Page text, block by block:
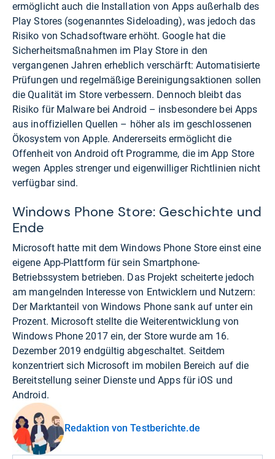
ermöglicht auch die Installation von Apps außerhalb des
Play Stores (sogenanntes Sideloading), was jedoch das
Risiko von Schadsoftware erhöht. Google hat die
Sicherheitsmaßnahmen im Play Store in den
vergangenen Jahren erheblich verschärft: Automatisierte
Prüfungen und regelmäßige Bereinigungsaktionen sollen
die Qualität im Store verbessern. Dennoch bleibt das
Risiko für Malware bei Android – insbesondere bei Apps
aus inoffiziellen Quellen – höher als im geschlossenen
Ökosystem von Apple. Andererseits ermöglicht die
Offenheit von Android oft Programme, die im App Store
wegen Apples strenger und eigenwilliger Richtlinien nicht
verfügbar sind.
Windows Phone Store: Geschichte und
Ende
Microsoft hatte mit dem Windows Phone Store einst eine
eigene App-Plattform für sein Smartphone-
Betriebssystem betrieben. Das Projekt scheiterte jedoch
am mangelnden Interesse von Entwicklern und Nutzern:
Der Marktanteil von Windows Phone sank auf unter ein
Prozent. Microsoft stellte die Weiterentwicklung von
Windows Phone 2017 ein, der Store wurde am 16.
Dezember 2019 endgültig abgeschaltet. Seitdem
konzentriert sich Microsoft im mobilen Bereich auf die
Bereitstellung seiner Dienste und Apps für iOS und
Android.
Redaktion von Testberichte.de